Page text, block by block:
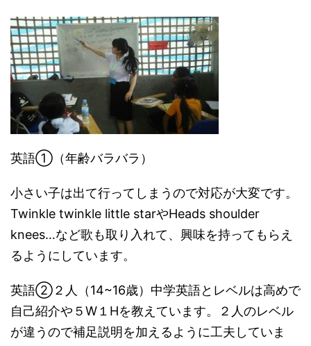
英語①（年齢バラバラ）
小さい子は出て行ってしまうので対応が大変です。
Twinkle twinkle little starやHeads shoulder
knees…など歌も取り入れて、興味を持ってもらえ
るようにしています。
英語②２人（14~16歳）中学英語とレベルは高めで
自己紹介や５W１Hを教えています。２人のレベル
が違うので補足説明を加えるように工夫していま